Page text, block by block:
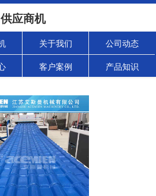
供应商机
关于我们 公司动态
客户案例 产品知识